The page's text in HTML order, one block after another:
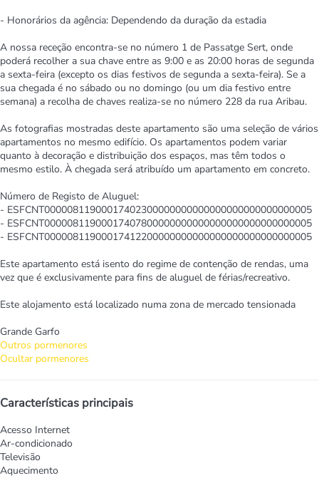
- Honorários da agência: Dependendo da duração da estadia
A nossa receção encontra-se no número 1 de Passatge Sert, onde
poderá recolher a sua chave entre as 9:00 e as 20:00 horas de segunda
a sexta-feira (excepto os dias festivos de segunda a sexta-feira). Se a
sua chegada é no sábado ou no domingo (ou um dia festivo entre
semana) a recolha de chaves realiza-se no número 228 da rua Aribau.
As fotografias mostradas deste apartamento são uma seleção de vários
apartamentos no mesmo edifício. Os apartamentos podem variar
quanto à decoração e distribuição dos espaços, mas têm todos o
mesmo estilo. À chegada será atribuído um apartamento em concreto.
Número de Registo de Aluguel:
- ESFCNT00000811900017402300000000000000000000000000005
- ESFCNT00000811900017407800000000000000000000000000005
- ESFCNT00000811900017412200000000000000000000000000005
Este apartamento está isento do regime de contenção de rendas, uma
vez que é exclusivamente para fins de aluguel de férias/recreativo.
Este alojamento está localizado numa zona de mercado tensionada
Grande Garfo
Outros pormenores
Ocultar pormenores
Características principais
Acesso Internet
Ar-condicionado
Televisão
Aquecimento